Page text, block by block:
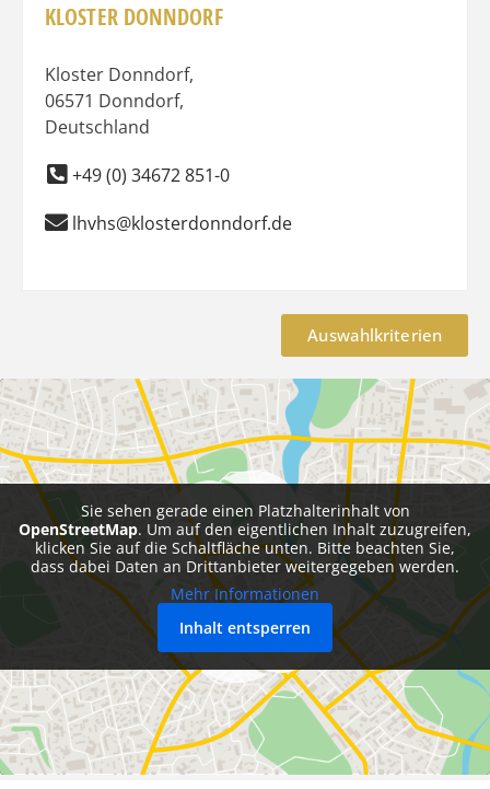
KLOSTER DONNDORF
Kloster Donndorf,
06571 Donndorf,
Deutschland
+49 (0) 34672 851-0
lhvhs@klosterdonndorf.de
Auswahlkriterien
Sie sehen gerade einen Platzhalterinhalt von
OpenStreetMap. Um auf den eigentlichen Inhalt zuzugreifen,
klicken Sie auf die Schaltfläche unten. Bitte beachten Sie,
dass dabei Daten an Drittanbieter weitergegeben werden.
Mehr Informationen
Inhalt entsperren